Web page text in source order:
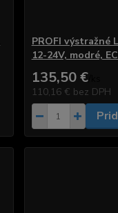
PROFI výstražné
12-24V, modré,
135,50 €/
110,16 € bez DPH